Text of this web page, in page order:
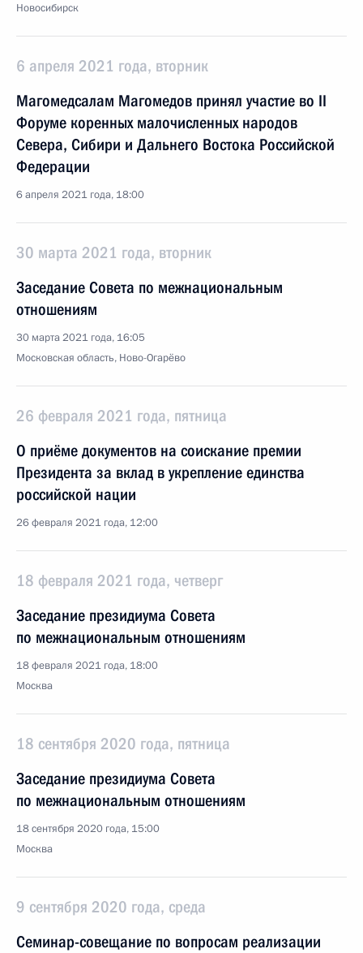
Новосибирск
6 апреля 2021 года, вторник
Магомедсалам Магомедов принял участие во II
Форуме коренных малочисленных народов
Севера, Сибири и Дальнего Востока Российской
Федерации
6 апреля 2021 года, 18:00
30 марта 2021 года, вторник
Заседание Совета по межнациональным
отношениям
30 марта 2021 года, 16:05
Московская область, Ново-Огарёво
26 февраля 2021 года, пятница
О приёме документов на соискание премии
Президента за вклад в укрепление единства
российской нации
26 февраля 2021 года, 12:00
18 февраля 2021 года, четверг
Заседание президиума Совета
по межнациональным отношениям
18 февраля 2021 года, 18:00
Москва
18 сентября 2020 года, пятница
Заседание президиума Совета
по межнациональным отношениям
18 сентября 2020 года, 15:00
Москва
9 сентября 2020 года, среда
Семинар-совещание по вопросам реализации